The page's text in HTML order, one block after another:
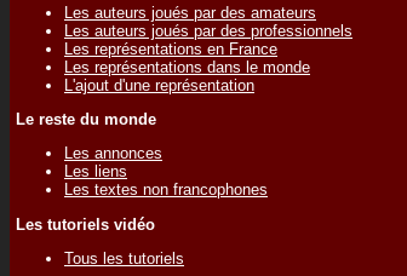
Les auteurs joués par des amateurs
Les auteurs joués par des professionnels
Les représentations en France
Les représentations dans le monde
L'ajout d'une représentation
Le reste du monde
Les annonces
Les liens
Les textes non francophones
Les tutoriels vidéo
Tous les tutoriels